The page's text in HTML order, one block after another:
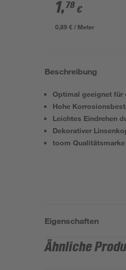
1,78 €
0,89 € / Meter
Beschreibung
Optimal geeignet für
Hohe
Leichtes Eindrehen
Dekorativer
toom Qualitätsmarke
Eigenschaften
Ähnliche